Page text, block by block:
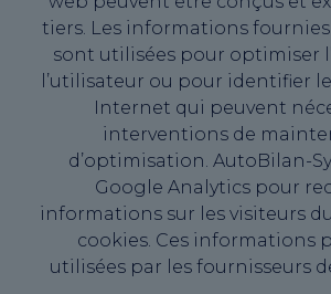
tiers. Les informations
sont utilisées pour optimiser
l’utilisateur ou pour identifier
Internet qui peuvent
interventions de
d’optimisation. AutoBilan-
Google Analytics pour
informations sur les visiteurs
cookies. Ces informations
utilisées par les fournisseurs